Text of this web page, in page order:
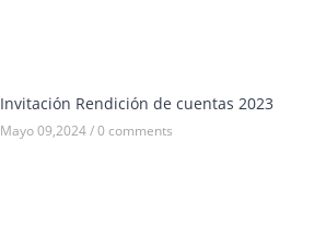
Invitación Rendición de cuentas 2023
Mayo 09,2024 / 0 comments